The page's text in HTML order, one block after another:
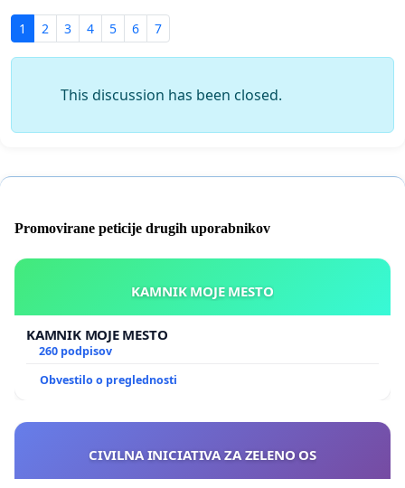
1 2 3 4 5 6 7
This discussion has been closed.
Promovirane peticije drugih uporabnikov
KAMNIK MOJE MESTO
KAMNIK MOJE MESTO
260 podpisov
Obvestilo o preglednosti
CIVILNA INICIATIVA ZA ZELENO OS